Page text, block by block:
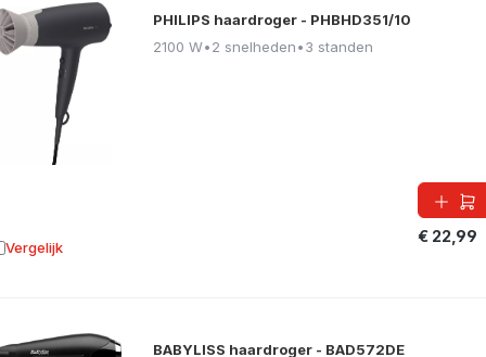
PHILIPS haardroger - PHBHD351/10
2100 W•2 snelheden•3 standen
€ 22,99
Vergelijk aan vergelijking
BABYLISS haardroger - BAD572DE